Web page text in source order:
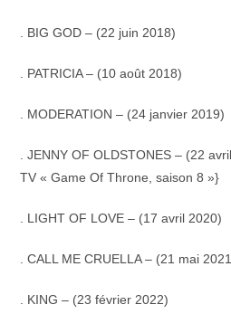
. BIG GOD – (22 juin 2018)
. PATRICIA – (10 août 2018)
. MODERATION – (24 janvier 2019)
. JENNY OF OLDSTONES – (22
TV « Game Of Throne, saison 8 »}
. LIGHT OF LOVE – (17 avril 2020)
. CALL ME CRUELLA – (21 mai
. KING – (23 février 2022)